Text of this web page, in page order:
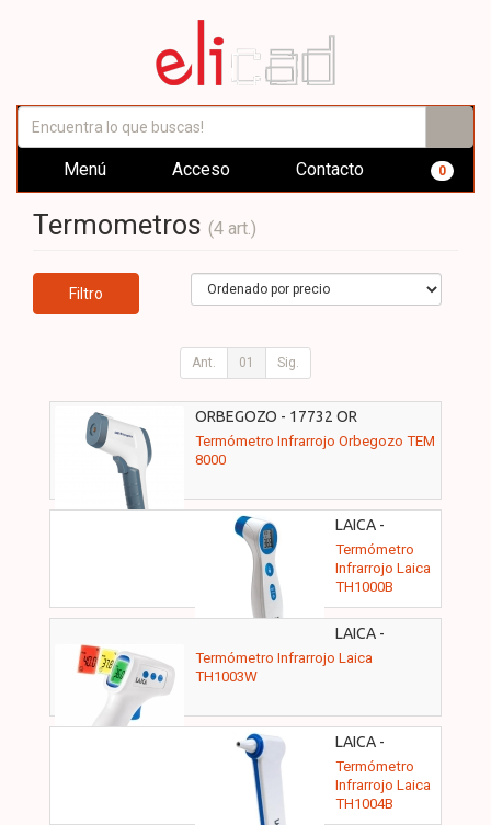
Menú Acceso Contacto 0
Termometros (4 art.)
Filtro
Ant. 01 Sig.
ORBEGOZO - 17732 OR
Termómetro Infrarrojo Orbegozo TEM
8000
LAICA -
TH1000B
Termómetro
Infrarrojo Laica
TH1000B
LAICA -
TH1003W
Termómetro Infrarrojo Laica
TH1003W
LAICA -
TH1004B
Termómetro
Infrarrojo Laica
TH1004B